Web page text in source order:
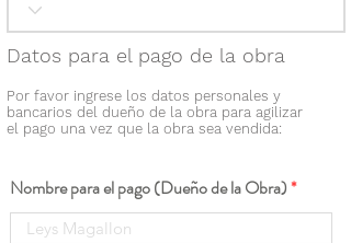
Datos para el pago de la obra
Por favor ingrese los datos personales y
bancarios del dueño de la obra para agilizar
el pago una vez que la obra sea vendida:
Nombre para el pago (Dueño de la Obra)